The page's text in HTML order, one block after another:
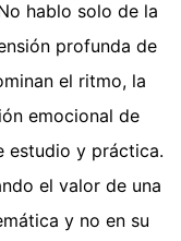
hablo solo de la
profunda de
el ritmo, la
emocional de
estudio y práctica.
el valor de una
y no en su